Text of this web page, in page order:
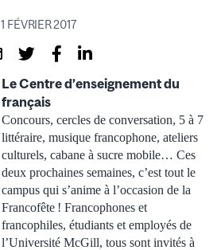
1 FÉVRIER 2017
Le Centre d’enseignement du
français
Concours, cercles de conversation, 5 à 7
littéraire, musique francophone, ateliers
culturels, cabane à sucre mobile… Ces
deux prochaines semaines, c’est tout le
campus qui s’anime à l’occasion de la
Francofête ! Francophones et
francophiles, étudiants et employés de
l’Université McGill, tous sont invités à